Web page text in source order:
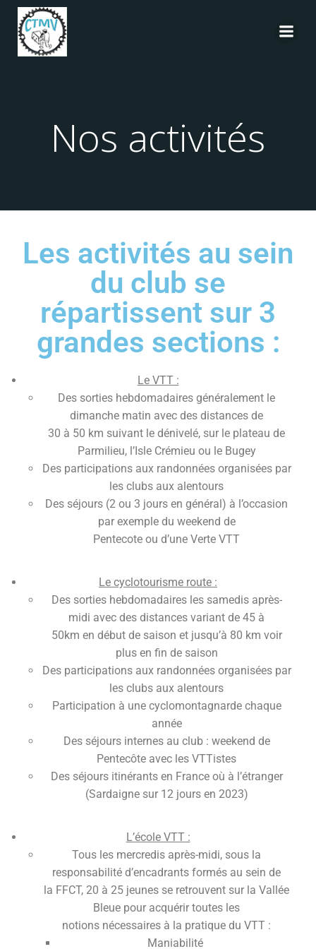
Nos activités
Les activités au sein
du club se
répartissent sur 3
grandes sections :
Le VTT :
Des sorties hebdomadaires généralement le
dimanche matin avec des distances de
30 à 50 km suivant le dénivelé, sur le plateau de
Parmilieu, l’Isle Crémieu ou le Bugey
Des participations aux randonnées organisées par
les clubs aux alentours
Des séjours (2 ou 3 jours en général) à l’occasion
par exemple du weekend de
Pentecote ou d’une Verte VTT
Le cyclotourisme route :
Des sorties hebdomadaires les samedis après-
midi avec des distances variant de 45 à
50km en début de saison et jusqu’à 80 km voir
plus en fin de saison
Des participations aux randonnées organisées par
les clubs aux alentours
Participation à une cyclomontagnarde chaque
année
Des séjours internes au club : weekend de
Pentecôte avec les VTTistes
Des séjours itinérants en France où à l’étranger
(Sardaigne sur 12 jours en 2023)
L’école VTT :
Tous les mercredis après-midi, sous la
responsabilité d’encadrants formés au sein de
la FFCT, 20 à 25 jeunes se retrouvent sur la Vallée
Bleue pour acquérir toutes les
notions nécessaires à la pratique du VTT :
Maniabilité